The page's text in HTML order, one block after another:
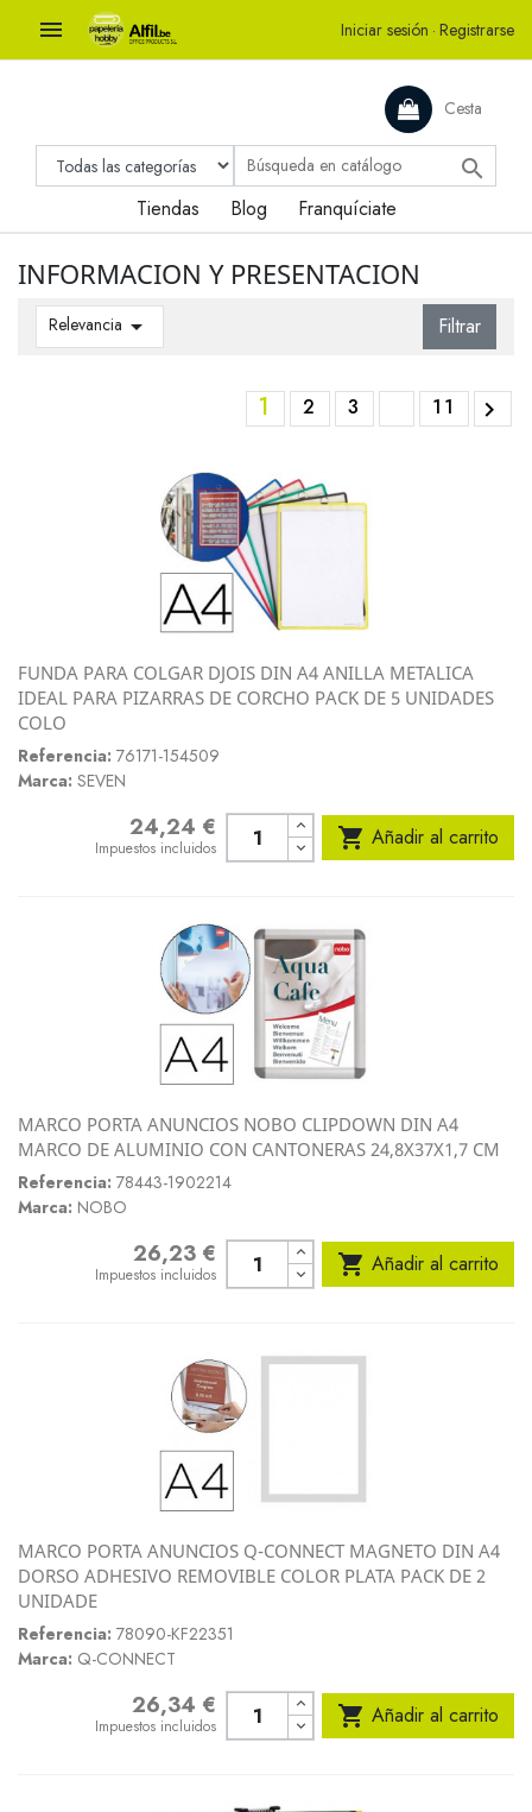
 Iniciar sesión · Registrarse
Cesta

Tiendas Blog Franquíciate
INFORMACION Y PRESENTACION
Relevancia  Filtrar
1 2 3 11 
FUNDA PARA COLGAR DJOIS DIN A4 ANILLA METALICA
IDEAL PARA PIZARRAS DE CORCHO PACK DE 5 UNIDADES
COLO
Referencia: 76171-154509
Marca: SEVEN
Precio24,24 €
Impuestos incluidos  Añadir al carrito
MARCO PORTA ANUNCIOS NOBO CLIPDOWN DIN A4
MARCO DE ALUMINIO CON CANTONERAS 24,8X37X1,7 CM
Referencia: 78443-1902214
Marca: NOBO
Precio26,23 €
Impuestos incluidos  Añadir al carrito
MARCO PORTA ANUNCIOS Q-CONNECT MAGNETO DIN A4
DORSO ADHESIVO REMOVIBLE COLOR PLATA PACK DE 2
UNIDADE
Referencia: 78090-KF22351
Marca: Q-CONNECT
Precio26,34 €
Impuestos incluidos  Añadir al carrito